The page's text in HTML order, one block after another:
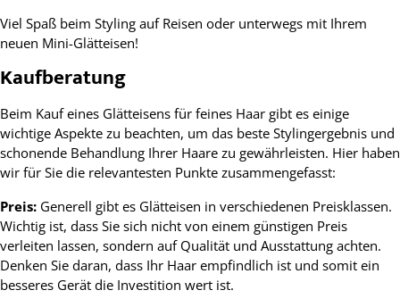
Viel Spaß beim Styling auf Reisen oder unterwegs mit Ihrem
neuen Mini-Glätteisen!
Kaufberatung
Beim Kauf eines Glätteisens für feines Haar gibt es einige
wichtige Aspekte zu beachten, um das beste Stylingergebnis und
schonende Behandlung Ihrer Haare zu gewährleisten. Hier haben
wir für Sie die relevantesten Punkte zusammengefasst:
Preis: Generell gibt es Glätteisen in verschiedenen Preisklassen.
Wichtig ist, dass Sie sich nicht von einem günstigen Preis
verleiten lassen, sondern auf Qualität und Ausstattung achten.
Denken Sie daran, dass Ihr Haar empfindlich ist und somit ein
besseres Gerät die Investition wert ist.